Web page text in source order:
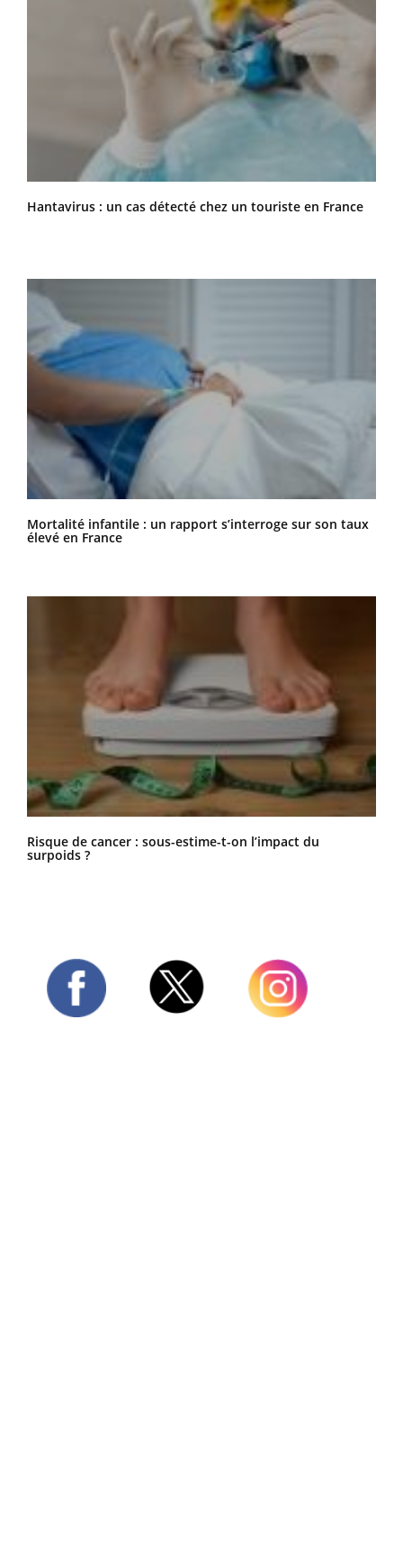
Hantavirus : un cas détecté chez un touriste en France
Mortalité infantile : un rapport s’interroge sur son taux
élevé en France
Risque de cancer : sous-estime-t-on l’impact du
surpoids ?